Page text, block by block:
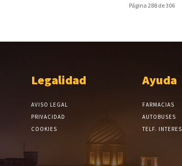
Página 288 de 306
Legalidad
AVISO LEGAL
PRIVACIDAD
COOKIES
Ayuda
FARMACIAS
AUTOBUSES
TELF. INTERES